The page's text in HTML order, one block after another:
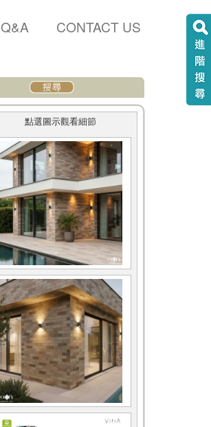
CONTACT US
Q&A
點選圖示觀看細節